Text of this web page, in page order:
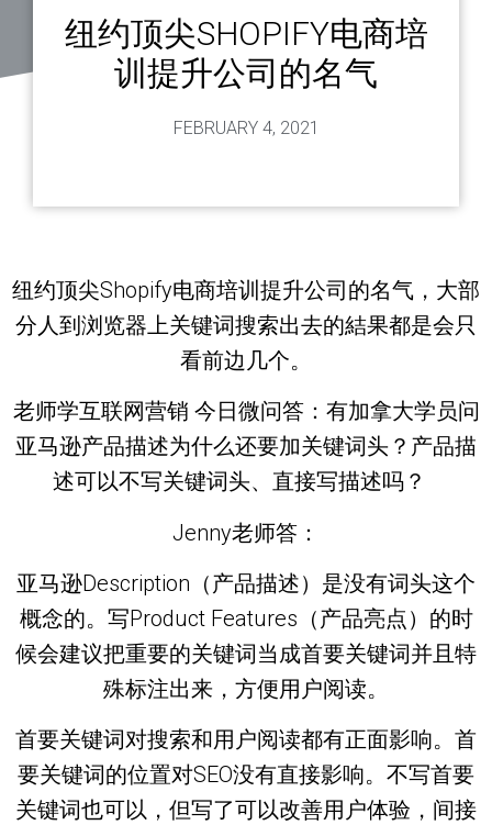
纽约顶尖SHOPIFY电商培
训提升公司的名气
FEBRUARY 4, 2021
纽约顶尖Shopify电商培训提升公司的名气，大部
分人到浏览器上关键词搜索出去的結果都是会只
看前边几个。
老师学互联网营销 今日微问答：有加拿大学员问
亚马逊产品描述为什么还要加关键词头？产品描
述可以不写关键词头、直接写描述吗？
Jenny老师答：
亚马逊Description（产品描述）是没有词头这个
概念的。写Product Features（产品亮点）的时
候会建议把重要的关键词当成首要关键词并且特
殊标注出来，方便用户阅读。
首要关键词对搜索和用户阅读都有正面影响。首
要关键词的位置对SEO没有直接影响。不写首要
关键词也可以，但写了可以改善用户体验，间接